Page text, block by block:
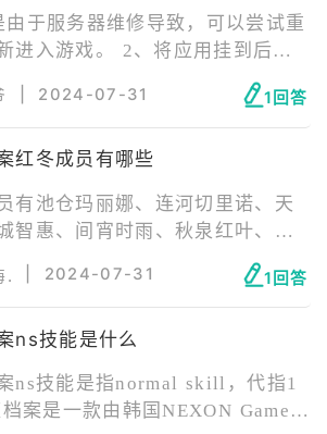
由于服务器维修导致，可以尝试重
进入游戏。 2、将应用挂到后
数据，然后退出去，开启飞行模
，进入游戏。到登录界面后退
器再进来即可。 3、删除当前安
新下载最新版本游戏后登录。
2024-07-31 1回答
红冬成员有哪些
有池仓玛丽娜、连河切里诺、天
智惠、间宵时雨、秋泉红叶、姬
实里等。 红冬是基沃托斯占地面
，其理事会名为“红冬事务局”。
，联邦理事会的权威很难辐射到
治程度要高于一般学院。
. 2024-07-31 1回答
ns技能是什么
ns技能是指normal skill，代指1
案是一款由韩国NEXON Games